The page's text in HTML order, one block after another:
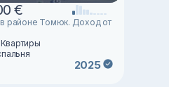
€
районе Томюк. Доход от
Квартиры
2025